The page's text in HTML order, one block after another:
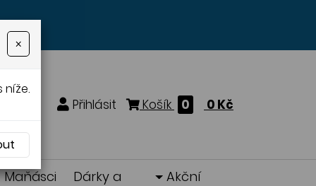
Přihlásit Košík 0 0 Kč
Maňásci
Dárky a
Akční
×
níže.